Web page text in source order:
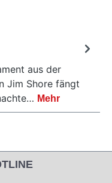
aus der
Jim Shore fängt
Mehr